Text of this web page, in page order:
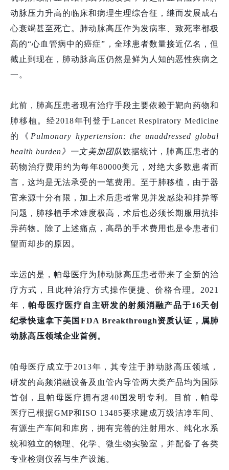
动脉压力升高的临床和病理生理综合征，继而发展成右
心衰竭甚至死亡。肺动脉高压作为发病率、致死率都极
高的“心血管病中的癌症”，全球患者数量接近亿名，但
截止到现在，肺动脉高压仍然是鲜为人知的恶性疾病之
一。
此前，肺高压患者现有治疗手段主要依赖于靶向药物和
肺移植。经2018年刊登于Lancet Respiratory Medicine
的《 Pulmonary hypertension: the unaddressed global
health burden》 一文美加团队数据统计，肺高压患者的
药物治疗费用约为每年80000美元，对绝大多数患者而
言，这均是无法承受的一笔费用。至于肺移植，由于器
官来源十分有限，加上术后患者常见并发感染和排异等
问题，肺移植手术难度极高，术后也必须长期服用抗排
异药物。除了上述痛点，高昂的手术费用也是令患者们
望而却步的原因。
幸运的是，帕母医疗为肺动脉高压患者带来了全新的治
疗方式，且此种治疗方式操作便捷、价格合理。2021
年，帕母医疗医疗自主研发的射频消融产品于16天创
纪录快速拿下美国FDA Breakthrough资质认证，属肺
动脉高压领域企业首例。
帕母医疗成立于2013年，其专注于肺动脉高压领域，
研发的高频消融设备及血管内导管两大类产品均为国际
首创，且帕母医疗拥有超40国发明专利。目前，帕母
医疗已根据GMP和ISO 13485要求建成万级洁净车间、
有源生产车间和库房，拥有完善的注射用水、纯化水系
统和独立的物理、化学、微生物实验室，并配备了各类
专业检测仪器与生产设施。